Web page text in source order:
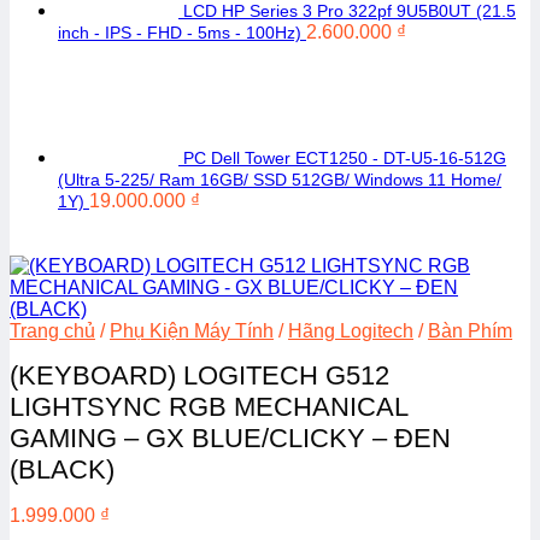
LCD HP Series 3 Pro 322pf 9U5B0UT (21.5
inch - IPS - FHD - 5ms - 100Hz) 2.600.000 ₫
PC Dell Tower ECT1250 - DT-U5-16-512G
(Ultra 5-225/ Ram 16GB/ SSD 512GB/ Windows 11 Home/
1Y) 19.000.000 ₫
Trang chủ / Phụ Kiện Máy Tính / Hãng Logitech / Bàn Phím
(KEYBOARD) LOGITECH G512
LIGHTSYNC RGB MECHANICAL
GAMING – GX BLUE/CLICKY – ĐEN
(BLACK)
1.999.000 ₫